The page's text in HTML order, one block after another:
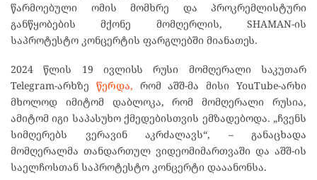
წარმოებული ომის მომხრე და პროკრემლისტური
განწყობების მქონე მომღერლის, SHAMAN-ის
საპროტესტო კონცერტის ფარგლებში მიანათეს.
2024 წლის 19 ივლისს რუსი მომღერალი საკუთარ
Telegram-არხზე წერდა, რომ აშშ-მა მისი YouTube-არხი
მხოლოდ იმიტომ დაბლოკა, რომ მომღერალი რუსია,
ამიტომ იგი საპასუხო ქმედებისთვის ემზადებოდა. „ჩვენს
სიმღერებს ვერავინ აკრძალავს“, – განაცხადა
მომღერალმა თანდართულ ვიდეომიმართვაში და აშშ-ის
საელჩოსთან საპროტესტო კონცერტი დააანონსა.